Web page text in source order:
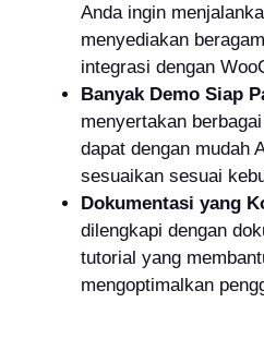
Anda ingin
menyediakan
integrasi dengan
Banyak Demo Siap
menyertakan
dapat dengan mudah
sesuaikan sesuai
Dokumentasi yang
dilengkapi dengan
tutorial yang
mengoptimalkan